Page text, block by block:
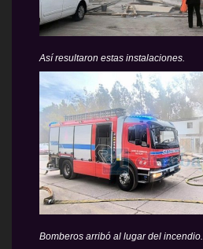
Así resultaron estas instalaciones.
Bomberos arribó al lugar del incendio.